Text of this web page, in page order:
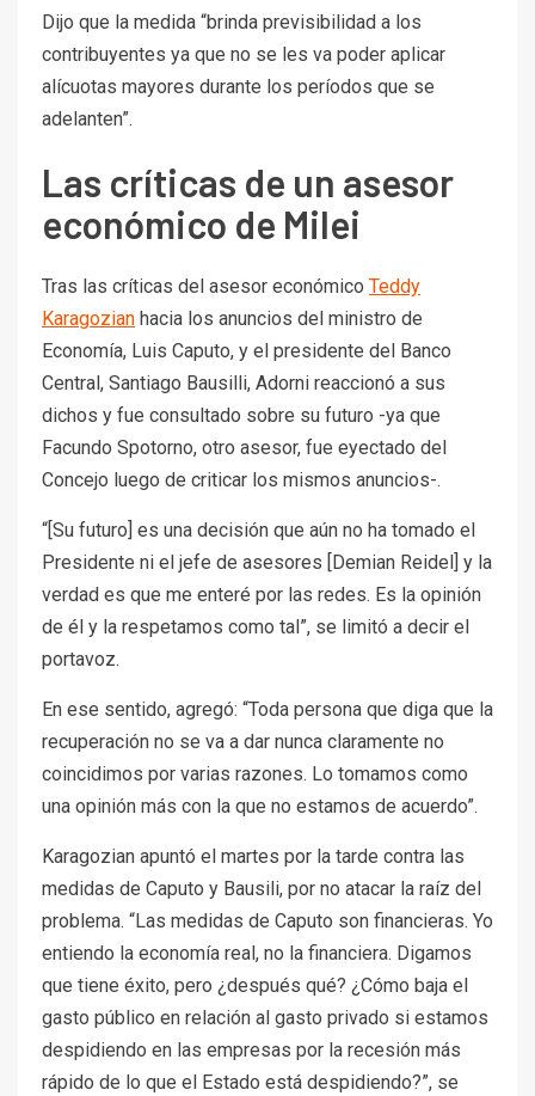
Dijo que la medida “brinda previsibilidad a los
contribuyentes ya que no se les va poder aplicar
alícuotas mayores durante los períodos que se
adelanten”.
Las críticas de un asesor
económico de Milei
Tras las críticas del asesor económico Teddy
Karagozian hacia los anuncios del ministro de
Economía, Luis Caputo, y el presidente del Banco
Central, Santiago Bausilli, Adorni reaccionó a sus
dichos y fue consultado sobre su futuro -ya que
Facundo Spotorno, otro asesor, fue eyectado del
Concejo luego de criticar los mismos anuncios-.
“[Su futuro] es una decisión que aún no ha tomado el
Presidente ni el jefe de asesores [Demian Reidel] y la
verdad es que me enteré por las redes. Es la opinión
de él y la respetamos como tal”, se limitó a decir el
portavoz.
En ese sentido, agregó: “Toda persona que diga que la
recuperación no se va a dar nunca claramente no
coincidimos por varias razones. Lo tomamos como
una opinión más con la que no estamos de acuerdo”.
Karagozian apuntó el martes por la tarde contra las
medidas de Caputo y Bausili, por no atacar la raíz del
problema. “Las medidas de Caputo son financieras. Yo
entiendo la economía real, no la financiera. Digamos
que tiene éxito, pero ¿después qué? ¿Cómo baja el
gasto público en relación al gasto privado si estamos
despidiendo en las empresas por la recesión más
rápido de lo que el Estado está despidiendo?”, se